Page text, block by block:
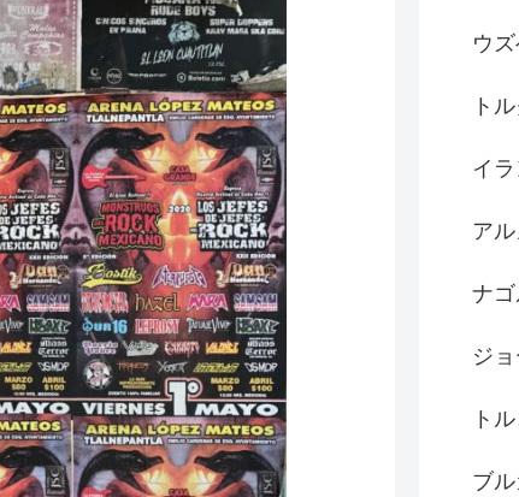
ウ
ト
イ
ア
ナ
ジ
ト
ブ